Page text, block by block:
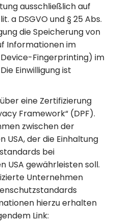
ausschließlich auf
a DSGVO und § 25 Abs.
die Speicherung von
Informationen im
Device-Fingerprinting) im
Einwilligung ist
eine Zertifizierung
Framework“ (DPF).
zwischen der
USA, der die Einhaltung
bei
USA gewährleisten soll.
Unternehmen
hierzu erhalten
Link: